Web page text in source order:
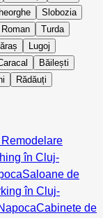
Slobozia
Roman
Turda
Lugoj
Băilești
Rădăuți
în Cluj-
Saloane de
în Cluj-
Cabinete de